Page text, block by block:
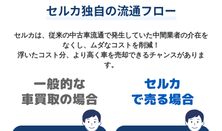
セルカ独自の流通フロー
セルカは、従来の中古車流通で発生していた中間業者の介在を
なくし、ムダなコストを削減！
浮いたコスト分、より高く車を売却できるチャンスがありま
す。